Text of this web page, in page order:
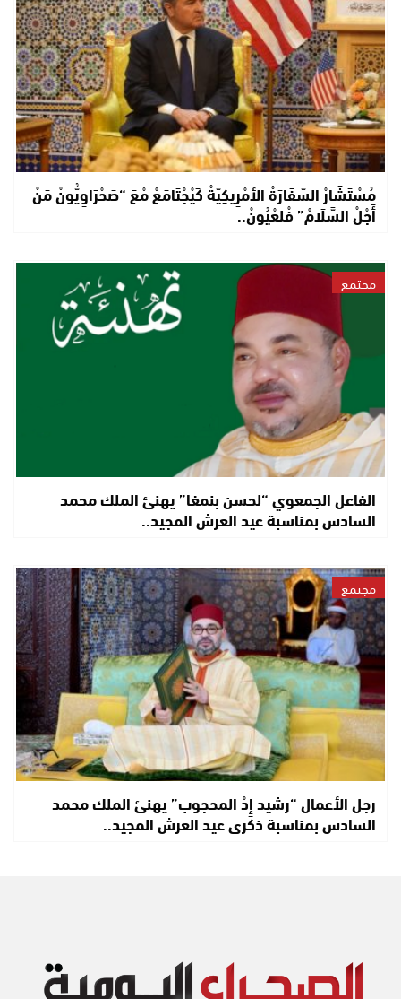
مُسْتَشَارْ السَّفَارَةْ الأَمْرِيكِيَّةْ كَيْجْتَامَعْ مْعَ “صَحْرَاوِيُّونْ مَنْ
أَجْلْ السَّلَامْ” فْلعْيُونْ..
مجتمع
الفاعل الجمعوي “لحسن بنمغا” يهنئ الملك محمد
السادس بمناسبة عيد العرش المجيد..
مجتمع
رجل الأعمال “رشيد إِدْ المحجوب” يهنئ الملك محمد
السادس بمناسبة ذكرى عيد العرش المجيد..